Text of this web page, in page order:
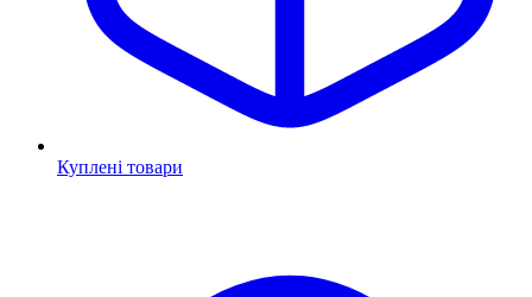
Куплені товари